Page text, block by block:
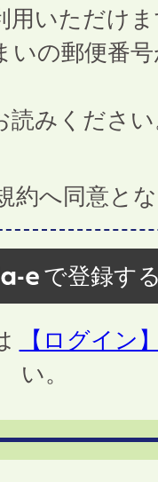
用いただけ
いの郵便番
読みくださ
約へ同意と
で登録す
【ログイン
い。